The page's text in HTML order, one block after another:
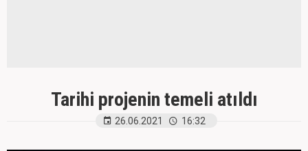
Tarihi projenin temeli atıldı
26.06.2021 16:32